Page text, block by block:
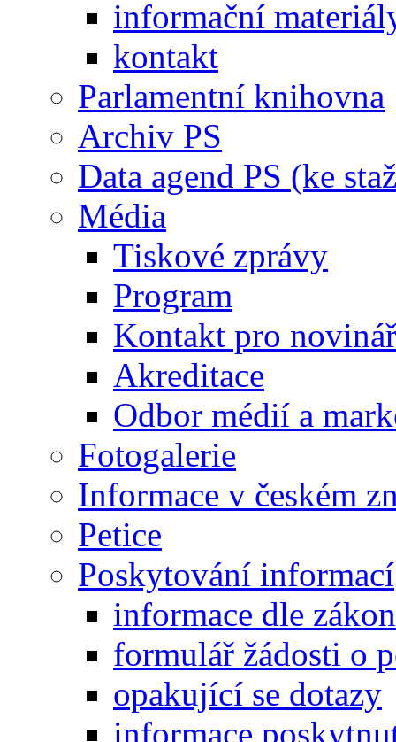
informační
kontakt
Parlamentní knihovna
Archiv PS
Data agend PS (ke
Média
Tiskové zprávy
Program
Kontakt pro
Akreditace
Odbor médií a
Fotogalerie
Informace v českém
Petice
Poskytování informací
informace dle
formulář žádosti o
opakující se dotazy
informace